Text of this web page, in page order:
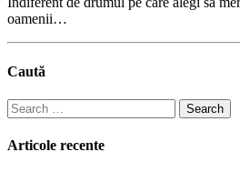
oamenii…
Caută
Search
for:
Articole recente